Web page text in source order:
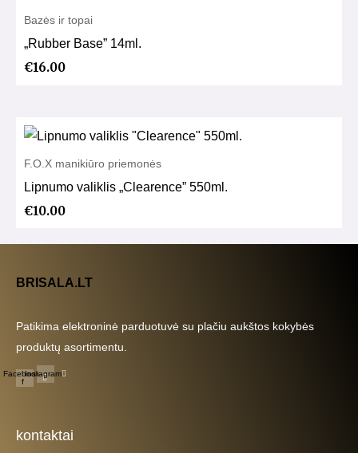
Bazės ir topai
„Rubber Base” 14ml.
€16.00
F.O.X manikiūro priemonės
Lipnumo valiklis „Clearence” 550ml.
€10.00
BRISALA.LT
Patikima elektroninė parduotuvė su plačiu aukštos kokybės
produktų asortimentu.
Facebook-
f
Instagram
kontaktai